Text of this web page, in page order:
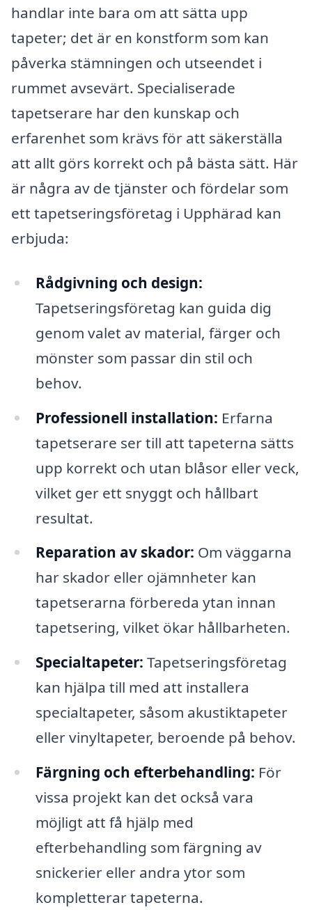
handlar inte bara om att sätta upp
tapeter; det är en konstform som kan
påverka stämningen och utseendet i
rummet avsevärt. Specialiserade
tapetserare har den kunskap och
erfarenhet som krävs för att säkerställa
att allt görs korrekt och på bästa sätt. Här
är några av de tjänster och fördelar som
ett tapetseringsföretag i Upphärad kan
erbjuda:
Rådgivning och design:
Tapetseringsföretag kan guida dig
genom valet av material, färger och
mönster som passar din stil och
behov.
Professionell installation: Erfarna
tapetserare ser till att tapeterna sätts
upp korrekt och utan blåsor eller veck,
vilket ger ett snyggt och hållbart
resultat.
Reparation av skador: Om väggarna
har skador eller ojämnheter kan
tapetserarna förbereda ytan innan
tapetsering, vilket ökar hållbarheten.
Specialtapeter: Tapetseringsföretag
kan hjälpa till med att installera
specialtapeter, såsom akustiktapeter
eller vinyltapeter, beroende på behov.
Färgning och efterbehandling: För
vissa projekt kan det också vara
möjligt att få hjälp med
efterbehandling som färgning av
snickerier eller andra ytor som
kompletterar tapeterna.